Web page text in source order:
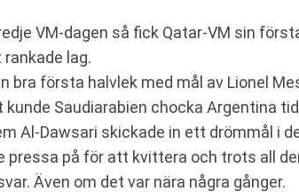
VM-dagen så fick Qatar-VM sin
lag.
bra första halvlek med mål av Lionel
Saudiarabien chocka Argentina
Al-Dawsari skickade in ett drömmål i
pressa på för att kvittera och trots all
Även om det var nära några gånger.